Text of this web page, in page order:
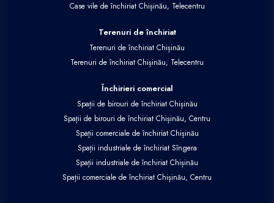
Case vile de închiriat Chișinău, Telecentru
Terenuri de închiriat
Terenuri de închiriat Chișinău
Terenuri de închiriat Chișinău, Telecentru
Închirieri comercial
Spații de birouri de închiriat Chișinău
Spații de birouri de închiriat Chișinău, Centru
Spații comerciale de închiriat Chișinău
Spații industriale de închiriat Sîngera
Spații industriale de închiriat Chișinău
Spații comerciale de închiriat Chișinău, Centru